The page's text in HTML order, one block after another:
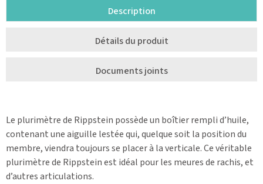
Description
Détails du produit
Documents joints
Le plurimètre de Rippstein possède un boîtier rempli d’huile,
contenant une aiguille lestée qui, quelque soit la position du
membre, viendra toujours se placer à la verticale. Ce véritable
plurimètre de Rippstein est idéal pour les meures de rachis, et
d’autres articulations.